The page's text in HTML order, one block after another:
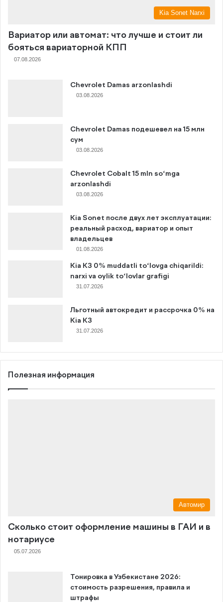
Kia Sonet Narxi
Вариатор или автомат: что лучше и стоит ли
бояться вариаторной КПП
07.08.2026
Chevrolet Damas arzonlashdi
03.08.2026
Chevrolet Damas подешевел на 15 млн
сум
03.08.2026
Chevrolet Cobalt 15 mln so‘mga
arzonlashdi
03.08.2026
Kia Sonet после двух лет эксплуатации:
реальный расход, вариатор и опыт
владельцев
01.08.2026
Kia K3 0% muddatli to‘lovga chiqarildi:
narxi va oylik to‘lovlar grafigi
31.07.2026
Льготный автокредит и рассрочка 0% на
Kia K3
31.07.2026
Полезная информация
Автомир
Сколько стоит оформление машины в ГАИ и в
нотариусе
05.07.2026
Тонировка в Узбекистане 2026:
стоимость разрешения, правила и
штрафы